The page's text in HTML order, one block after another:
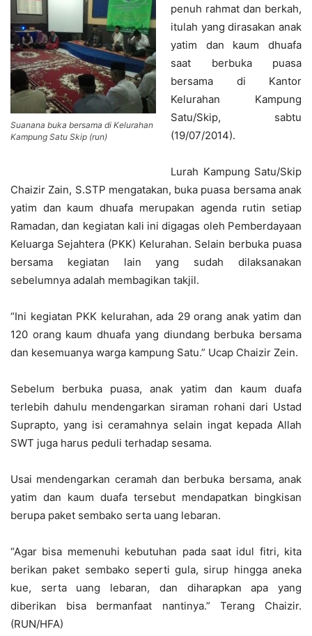
Suanana buka bersama di Kelurahan
Kampung Satu Skip (run)
penuh rahmat dan berkah,
itulah yang dirasakan anak
yatim dan kaum dhuafa
saat berbuka puasa
bersama di Kantor
Kelurahan Kampung
Satu/Skip, sabtu
(19/07/2014).
Lurah Kampung Satu/Skip
Chaizir Zain, S.STP mengatakan, buka puasa bersama anak
yatim dan kaum dhuafa merupakan agenda rutin setiap
Ramadan, dan kegiatan kali ini digagas oleh Pemberdayaan
Keluarga Sejahtera (PKK) Kelurahan. Selain berbuka puasa
bersama kegiatan lain yang sudah dilaksanakan
sebelumnya adalah membagikan takjil.
“Ini kegiatan PKK kelurahan, ada 29 orang anak yatim dan
120 orang kaum dhuafa yang diundang berbuka bersama
dan kesemuanya warga kampung Satu.” Ucap Chaizir Zein.
Sebelum berbuka puasa, anak yatim dan kaum duafa
terlebih dahulu mendengarkan siraman rohani dari Ustad
Suprapto, yang isi ceramahnya selain ingat kepada Allah
SWT juga harus peduli terhadap sesama.
Usai mendengarkan ceramah dan berbuka bersama, anak
yatim dan kaum duafa tersebut mendapatkan bingkisan
berupa paket sembako serta uang lebaran.
“Agar bisa memenuhi kebutuhan pada saat idul fitri, kita
berikan paket sembako seperti gula, sirup hingga aneka
kue, serta uang lebaran, dan diharapkan apa yang
diberikan bisa bermanfaat nantinya.” Terang Chaizir.
(RUN/HFA)